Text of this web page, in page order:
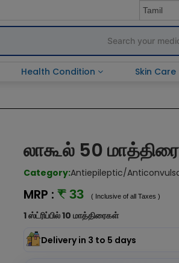
Health Condition Skin Care
லாகூல் 50 மாத்திரை
Category:Antiepileptic/
MRP :₹ 33( Inclusive of all Taxes )
1 ஸ்ட்ரிப்பில் 10 மாத்திரைகள்
Delivery in 3 to 5 days